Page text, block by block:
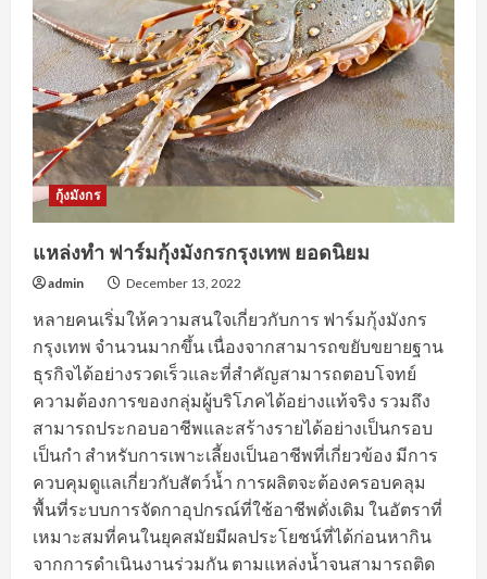
แบบ
ใหม่ๆ
กุ้งมังกร
แหล่งทำ ฟาร์มกุ้งมังกรกรุงเทพ ยอดนิยม
admin December 13, 2022
หลายคนเริ่มให้ความสนใจเกี่ยวกับการ ฟาร์มกุ้งมังกร
กรุงเทพ จำนวนมากขึ้น เนื่องจากสามารถขยับขยายฐาน
ธุรกิจได้อย่างรวดเร็วและที่สำคัญสามารถตอบโจทย์
ความต้องการของกลุ่มผู้บริโภคได้อย่างแท้จริง รวมถึง
สามารถประกอบอาชีพและสร้างรายได้อย่างเป็นกรอบ
เป็นกำ สำหรับการเพาะเลี้ยงเป็นอาชีพที่เกี่ยวข้อง มีการ
ควบคุมดูแลเกี่ยวกับสัตว์น้ำ การผลิตจะต้องครอบคลุม
พื้นที่ระบบการจัดกาอุปกรณ์ที่ใช้อาชีพดั่งเดิม ในอัตราที่
เหมาะสมที่คนในยุคสมัยมีผลประโยชน์ที่ได้ก่อนหากิน
จากการดำเนินงานร่วมกัน ตามแหล่งน้ำจนสามารถติด